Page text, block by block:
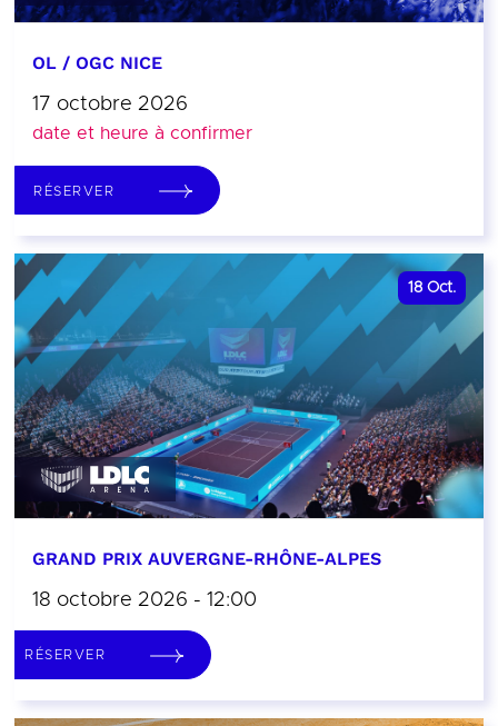
OL / OGC NICE
17 octobre 2026
date et heure à confirmer
RÉSERVER
18 Oct.
GRAND PRIX AUVERGNE-RHÔNE-ALPES
18 octobre 2026 - 12:00
RÉSERVER